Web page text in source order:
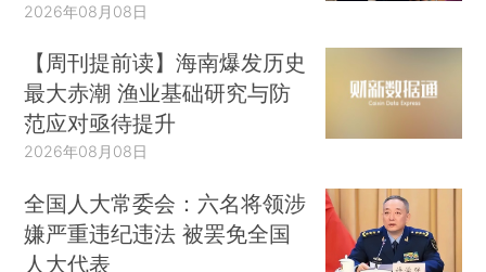
2026年08月08日
【周刊提前读】海南爆发历史
最大赤潮 渔业基础研究与防
范应对亟待提升
2026年08月08日
全国人大常委会：六名将领涉
嫌严重违纪违法 被罢免全国
人大代表